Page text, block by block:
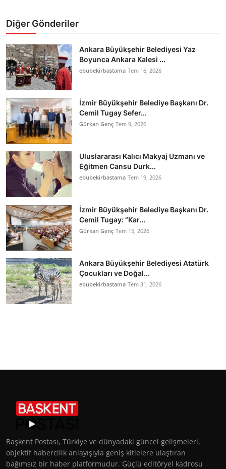
Diğer Gönderiler
Ankara Büyükşehir Belediyesi Yaz
Boyunca Ankara Kalesi ...
ebubekirbastama Tem 16, 2026
İzmir Büyükşehir Belediye Başkanı Dr.
Cemil Tugay Sefer...
Gürkan Genç Tem 9, 2026
Uluslararası Kalıcı Makyaj Uzmanı ve
Eğitmen Cansu Durk...
ebubekirbastama Tem 19, 2026
İzmir Büyükşehir Belediye Başkanı Dr.
Cemil Tugay: “Kar...
Gürkan Genç Tem 15, 2026
Ankara Büyükşehir Belediyesi Atatürk
Çocukları ve Doğal...
ebubekirbastama Tem 31, 2026
Başkent Postası, Türkiye ve dünyadaki güncel gelişmeleri,
objektif habercilik anlayışıyla geniş kitlelere ulaştıran
bağımsız bir haber platformudur. Güçlü editöryel kadrosu